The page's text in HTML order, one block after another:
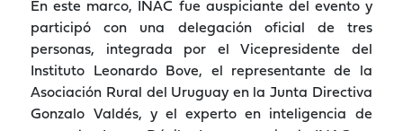
En este marco, INAC fue auspiciante del evento y
participó con una delegación oficial de tres
personas, integrada por el Vicepresidente del
Instituto Leonardo Bove, el representante de la
Asociación Rural del Uruguay en la Junta Directiva
Gonzalo Valdés, y el experto en inteligencia de